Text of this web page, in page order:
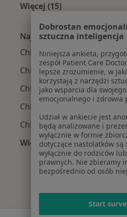
Więcej (15)
Więcej w kategorii:
Najpopularniejsze
Chirurdzy z Allianz w
Chirurdzy z PZU Zdrowie w
Chirurdzy z Enel-med w
Chirurdzy z LUX MED w
Chirurdzy z POLMED w
Więcej (5)
Więcej w kategorii:
Dobrostan
sztuczna inteligencja
Niniejsza ankieta,
zespół Patient Care
lepsze zrozumienie, w
korzystają z narzędzi
jako wsparcia dla
emocjonalnego i zdrowia
Udział w ankiecie jest
będą analizowane i
wyłącznie w formie
dotyczące nastolatków są
wyłącznie do rodziców
prawnych. Nie zbieramy
bezpośrednio od osób
Start